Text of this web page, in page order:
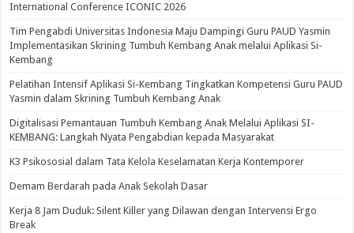
International Conference ICONIC 2026
Tim Pengabdi Universitas Indonesia Maju Dampingi Guru PAUD Yasmin
Implementasikan Skrining Tumbuh Kembang Anak melalui Aplikasi Si-
Kembang
Pelatihan Intensif Aplikasi Si-Kembang Tingkatkan Kompetensi Guru PAUD
Yasmin dalam Skrining Tumbuh Kembang Anak
Digitalisasi Pemantauan Tumbuh Kembang Anak Melalui Aplikasi SI-
KEMBANG: Langkah Nyata Pengabdian kepada Masyarakat
K3 Psikososial dalam Tata Kelola Keselamatan Kerja Kontemporer
Demam Berdarah pada Anak Sekolah Dasar
Kerja 8 Jam Duduk: Silent Killer yang Dilawan dengan Intervensi Ergo
Break